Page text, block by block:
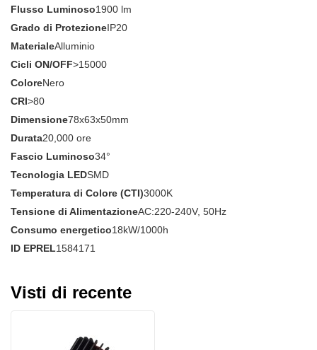
Flusso Luminoso1900 lm
Grado di ProtezioneIP20
MaterialeAlluminio
Cicli ON/OFF>15000
ColoreNero
CRI>80
Dimensione78x63x50mm
Durata20,000 ore
Fascio Luminoso34°
Tecnologia LEDSMD
Temperatura di Colore (CTI)3000K
Tensione di AlimentazioneAC:220-240V, 50Hz
Consumo energetico18kW/1000h
ID EPREL1584171
Visti di recente